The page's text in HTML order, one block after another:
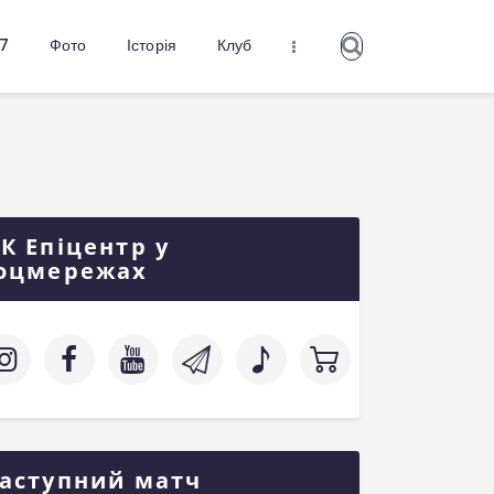
Фото Історія Клуб
Епіцентр у
матч